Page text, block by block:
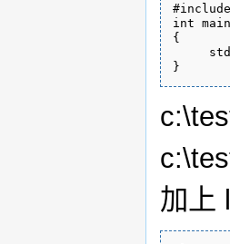
int
{
加上